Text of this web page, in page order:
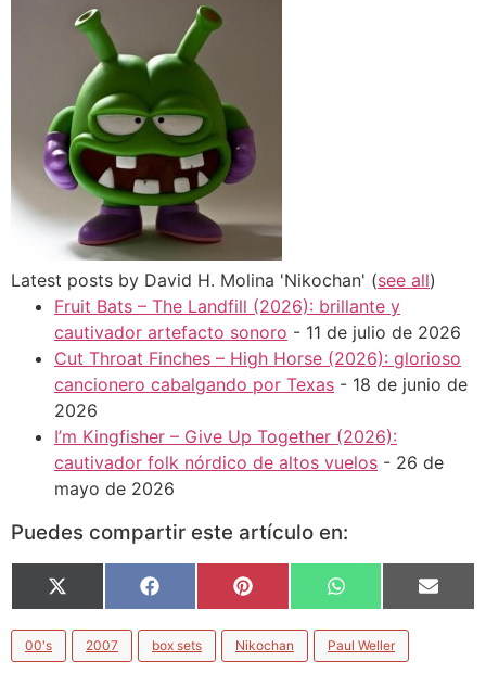
Latest posts by David H. Molina 'Nikochan' (see all)
Fruit Bats – The Landfill (2026): brillante y
cautivador artefacto sonoro - 11 de julio de 2026
Cut Throat Finches – High Horse (2026): glorioso
cancionero cabalgando por Texas - 18 de junio de
2026
I’m Kingfisher – Give Up Together (2026):
cautivador folk nórdico de altos vuelos - 26 de
mayo de 2026
Puedes compartir este artículo en:
X
(Twitter)
Facebook Pinterest WhatsApp Email
00's 2007 box sets Nikochan Paul Weller